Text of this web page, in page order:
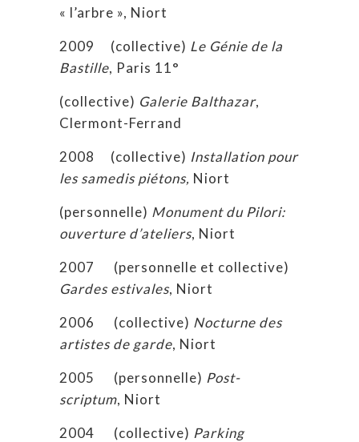
« l’arbre », Niort
2009 (collective) Le Génie de la
Bastille, Paris 11°
(collective) Galerie Balthazar,
Clermont-Ferrand
2008 (collective) Installation pour
les samedis piétons, Niort
(personnelle) Monument du Pilori:
ouverture d’ateliers, Niort
2007 (personnelle et collective)
Gardes estivales, Niort
2006 (collective) Nocturne des
artistes de garde, Niort
2005 (personnelle) Post-
scriptum, Niort
2004 (collective) Parking